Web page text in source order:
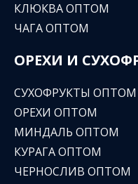
КЛЮКВА ОПТОМ
ЧАГА ОПТОМ
ОРЕХИ И
СУХОФРУКТЫ ОПТОМ
ОРЕХИ ОПТОМ
МИНДАЛЬ ОПТОМ
КУРАГА ОПТОМ
ЧЕРНОСЛИВ ОПТОМ